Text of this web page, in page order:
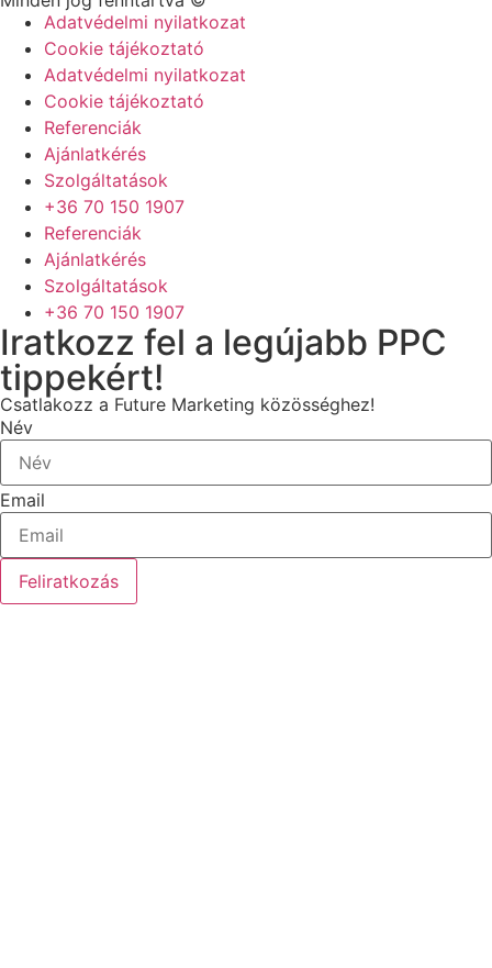
Adatvédelmi nyilatkozat
Cookie tájékoztató
Adatvédelmi nyilatkozat
Cookie tájékoztató
Referenciák
Ajánlatkérés
Szolgáltatások
+36 70 150 1907
Referenciák
Ajánlatkérés
Szolgáltatások
+36 70 150 1907
Iratkozz fel a legújabb PPC
tippekért!
Csatlakozz a Future Marketing közösséghez!
Név
Email
Feliratkozás